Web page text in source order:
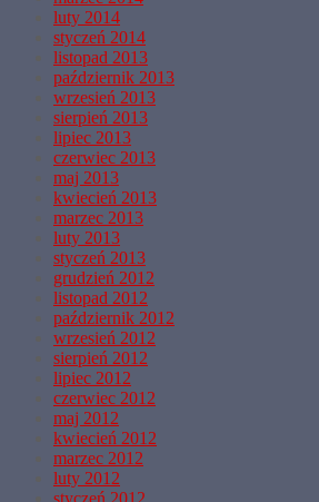
luty 2014
styczeń 2014
listopad 2013
październik 2013
wrzesień 2013
sierpień 2013
lipiec 2013
czerwiec 2013
maj 2013
kwiecień 2013
marzec 2013
luty 2013
styczeń 2013
grudzień 2012
listopad 2012
październik 2012
wrzesień 2012
sierpień 2012
lipiec 2012
czerwiec 2012
maj 2012
kwiecień 2012
marzec 2012
luty 2012
styczeń 2012